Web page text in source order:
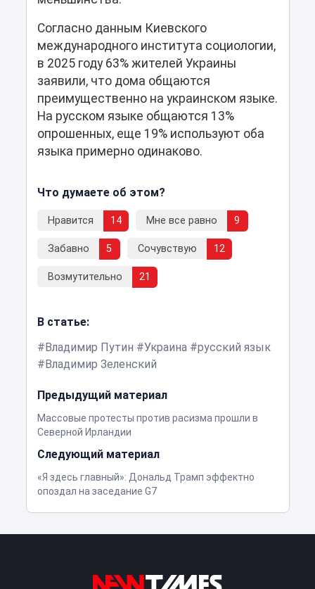
Согласно данным Киевского
международного института социологии,
в 2025 году 63% жителей Украины
заявили, что дома общаются
преимущественно на украинском языке.
На русском языке общаются 13%
опрошенных, еще 19% используют оба
языка примерно одинаково.
Что думаете об этом?
Нравится 14 Мне все равно 9
Забавно 5 Сочувствую 12
Возмутительно 21
В статье:
Владимир Путин
Украина
русский язык
Владимир Зеленский
Предыдущий материал
Массовые протесты против расизма прошли в
Северной Ирландии
Следующий материал
«Я здесь главный»: Дональд Трамп эффектно
опоздал на заседание G7